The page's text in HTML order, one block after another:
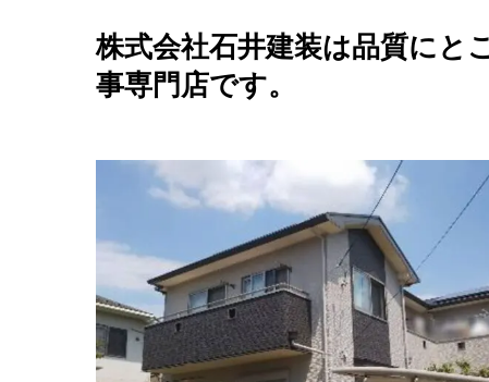
株式会社石井建装は品質にと
事専門店です。